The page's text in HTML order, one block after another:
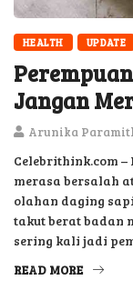
HEALTH UPDATE
Jangan
Arunika
Celebrithink.com
merasa bersalah
olahan daging
takut berat badan
sering kali jadi
READ MORE